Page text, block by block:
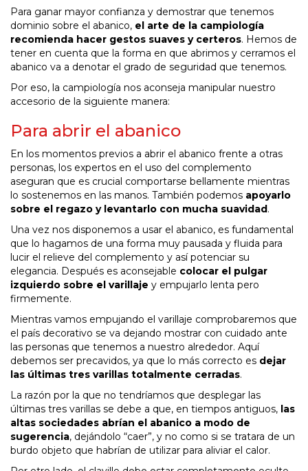
Para ganar mayor confianza y demostrar que tenemos
dominio sobre el abanico, el arte de la campiología
recomienda hacer gestos suaves y certeros. Hemos de
tener en cuenta que la forma en que abrimos y cerramos el
abanico va a denotar el grado de seguridad que tenemos.
Por eso, la campiología nos aconseja manipular nuestro
accesorio de la siguiente manera:
Para abrir el abanico
En los momentos previos a abrir el abanico frente a otras
personas, los expertos en el uso del complemento
aseguran que es crucial comportarse bellamente mientras
lo sostenemos en las manos. También podemos apoyarlo
sobre el regazo y levantarlo con mucha suavidad.
Una vez nos disponemos a usar el abanico, es fundamental
que lo hagamos de una forma muy pausada y fluida para
lucir el relieve del complemento y así potenciar su
elegancia. Después es aconsejable colocar el pulgar
izquierdo sobre el varillaje y empujarlo lenta pero
firmemente.
Mientras vamos empujando el varillaje comprobaremos que
el país decorativo se va dejando mostrar con cuidado ante
las personas que tenemos a nuestro alrededor. Aquí
debemos ser precavidos, ya que lo más correcto es dejar
las últimas tres varillas totalmente cerradas.
La razón por la que no tendríamos que desplegar las
últimas tres varillas se debe a que, en tiempos antiguos, las
altas sociedades abrían el abanico a modo de
sugerencia, dejándolo “caer”, y no como si se tratara de un
burdo objeto que habrían de utilizar para aliviar el calor.